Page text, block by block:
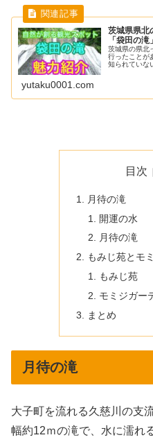
茨城県県北
「袋田の
茨城県の県北
行ったことが
知られていな
yutaku0001.com
目次
月待の滝
開運の水
月待の滝
もみじ苑とモ
もみじ苑
モミジガー
まとめ
月待の滝
大子町を流れる久慈川の支
幅約12ｍの滝で、水に濡れ